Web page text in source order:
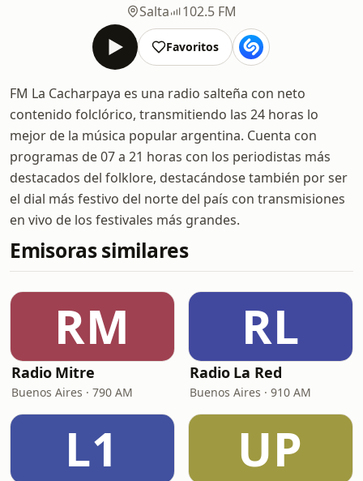
Salta
102.5 FM
Favoritos
FM La Cacharpaya es una radio salteña con neto
contenido folclórico, transmitiendo las 24 horas lo
mejor de la música popular argentina. Cuenta con
programas de 07 a 21 horas con los periodistas más
destacados del folklore, destacándose también por ser
el dial más festivo del norte del país con transmisiones
en vivo de los festivales más grandes.
Emisoras similares
RM
Radio Mitre
Buenos Aires · 790 AM
RL
Radio La Red
Buenos Aires · 910 AM
L1 UP